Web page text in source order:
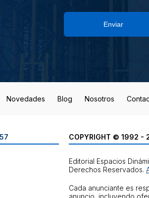
Enviar
Novedades Blog Nosotros
COPYRIGHT © 1992 -
Editorial Espacios
Derechos Reservados.
Cada anunciante es
anuncio, incluyendo